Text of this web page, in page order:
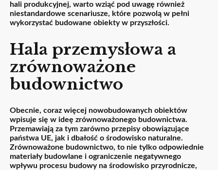
hali produkcyjnej, warto wziąć pod uwagę również
niestandardowe scenariusze, które pozwolą w pełni
wykorzystać budowane obiekty w przyszłości.
Hala przemysłowa a
zrównoważone
budownictwo
Obecnie, coraz więcej nowobudowanych obiektów
wpisuje się w ideę zrównoważonego budownictwa.
Przemawiają za tym zarówno przepisy obowiązujące
państwa UE, jak i dbałość o środowisko naturalne.
Zrównoważone budownictwo, to nie tylko odpowiednie
materiały budowlane i ograniczenie negatywnego
wpływu procesu budowy na środowisko przyrodnicze,